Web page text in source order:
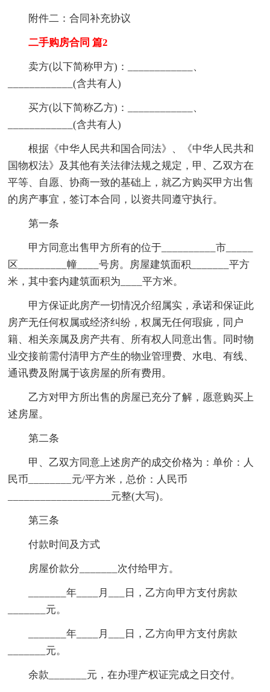
附件二：合同补充协议
二手购房合同 篇2
卖方(以下简称甲方)：____________、
____________(含共有人)
买方(以下简称乙方)：____________、
____________(含共有人)
根据《中华人民共和国合同法》、《中华人民共和
国物权法》及其他有关法律法规之规定，甲、乙双方在
平等、自愿、协商一致的基础上，就乙方购买甲方出售
的房产事宜，签订本合同，以资共同遵守执行。
第一条
甲方同意出售甲方所有的位于__________市_____
区_________幢____号房。房屋建筑面积_______平方
米，其中套内建筑面积为____平方米。
甲方保证此房产一切情况介绍属实，承诺和保证此
房产无任何权属或经济纠纷，权属无任何瑕疵，同户
籍、相关亲属及房产共有、所有权人同意出售。同时物
业交接前需付清甲方产生的物业管理费、水电、有线、
通讯费及附属于该房屋的所有费用。
乙方对甲方所出售的房屋已充分了解，愿意购买上
述房屋。
第二条
甲、乙双方同意上述房产的成交价格为：单价：人
民币________元/平方米，总价：人民币
___________________元整(大写)。
第三条
付款时间及方式
房屋价款分_______次付给甲方。
_______年____月___日，乙方向甲方支付房款
_______元。
_______年____月___日，乙方向甲方支付房款
_______元。
余款_______元，在办理产权证完成之日交付。